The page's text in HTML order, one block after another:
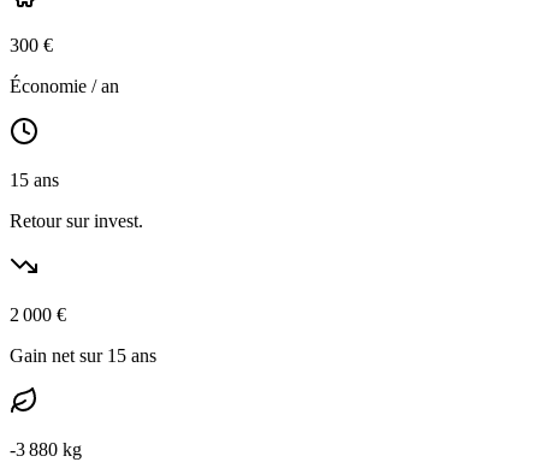
300 €
Économie / an
15 ans
Retour sur invest.
2 000 €
Gain net sur 15 ans
-3 880 kg